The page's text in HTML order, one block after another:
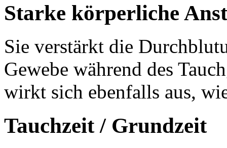
Starke körperliche
Sie verstärkt die
Gewebe während des
wirkt sich ebenfalls aus,
Tauchzeit / Grundzeit